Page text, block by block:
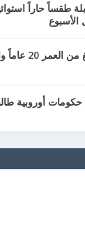
طقساً حاراً
اختطاف
حكومات أوروبية